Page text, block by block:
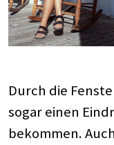
Durch die
sogar einen
bekommen.